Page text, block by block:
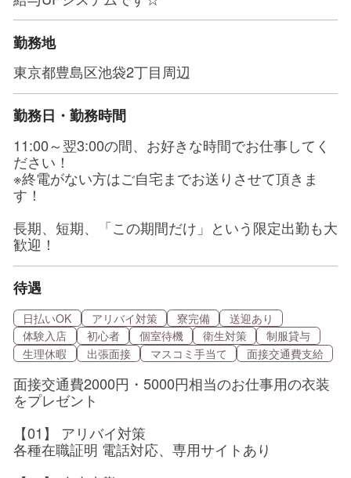
勤務地
東京都豊島区池袋2丁目周辺
勤務日・勤務時間
11:00～翌3:00の間、お好きな時間でお仕事してく
ださい！
※終電がない方はご自宅までお送りさせて頂きま
す！
長期、短期、「この期間だけ」という限定出勤も大
歓迎！
待遇
日払いOK アリバイ対策 寮完備
送迎あり
体験入店
初心者 個室待機 衛生対策
制服貸与
生理休暇
出張面接 マスコミ手当て 面接交通費支給
面接交通費2000円・5000円相当のお仕事用の衣装
をプレゼント
【01】 アリバイ対策
各種在職証明 電話対応、専用サイトあり